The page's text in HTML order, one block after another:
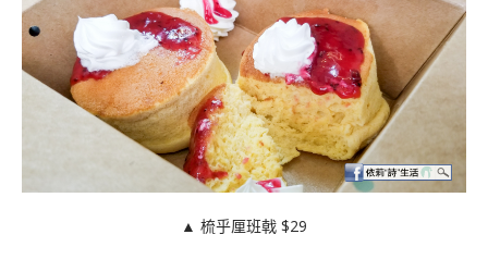
▲ 梳乎厘班戟 $29